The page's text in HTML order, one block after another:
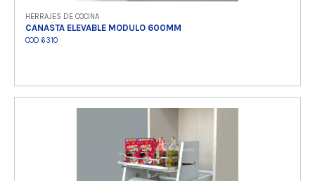
HERRAJES DE COCINA
CANASTA ELEVABLE MODULO 600MM
COD 6310
Ver producto